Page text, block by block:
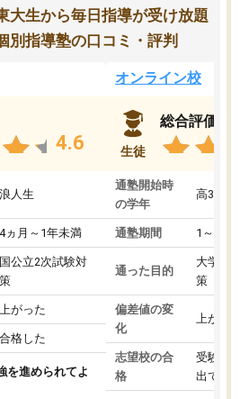
大生から毎日指導が受け放題
別指導塾の口コミ・評判
4.6
浪人生
4ヵ月～1年未満
国公立2次試験対
策
上がった
合格した
を進められてよ
オンライン校
生徒
総合評価
通塾開始時
の学年
高3
通塾期間 1～3ヵ月
通った目的
大学入学
策
偏差値の変
化
上がった
志望校の合
格
受験して
出ていな